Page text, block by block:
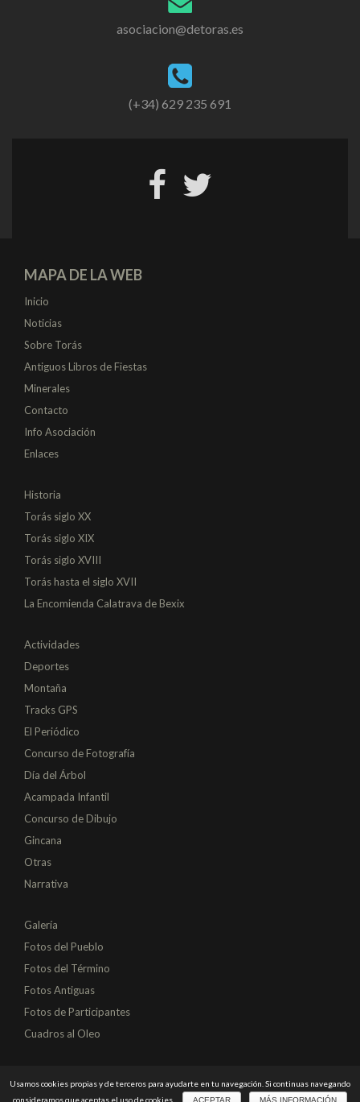
asociacion@detoras.es
(+34) 629 235 691
MAPA DE LA WEB
Inicio
Noticias
Sobre Torás
Antiguos Libros de Fiestas
Minerales
Contacto
Info Asociación
Enlaces
Historia
Torás siglo XX
Torás siglo XIX
Torás siglo XVIII
Torás hasta el siglo XVII
La Encomienda Calatrava de Bexix
Actividades
Deportes
Montaña
Tracks GPS
El Periódico
Concurso de Fotografía
Día del Árbol
Acampada Infantil
Concurso de Dibujo
Gincana
Otras
Narrativa
Galería
Fotos del Pueblo
Fotos del Término
Fotos Antiguas
Fotos de Participantes
Cuadros al Oleo
Sitio Web diseñado y desarrollado por
Usamos cookies propias y de terceros para ayudarte en tu navegación. Si continuas navegando
consideramos que aceptas el uso de cookies.
ACEPTAR MÁS INFORMACIÓN